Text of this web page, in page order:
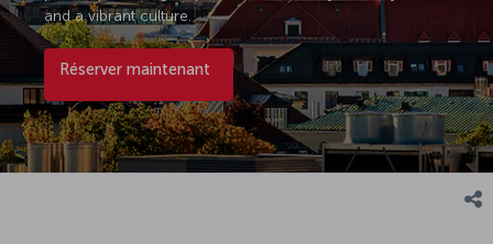
and a vibrant culture.
Réserver maintenant